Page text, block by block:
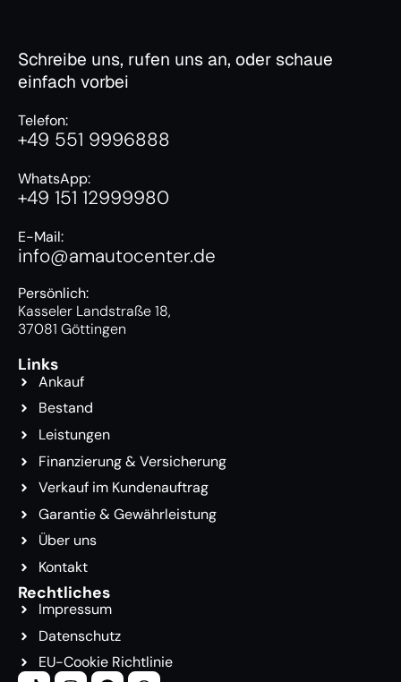
Schreibe uns, rufen uns an, oder schaue
einfach vorbei
Telefon:
+49 551 9996888
WhatsApp:
+49 151 12999980
E-Mail:
info@amautocenter.de
Persönlich:
Kasseler Landstraße 18,
37081 Göttingen
Links
Ankauf
Bestand
Leistungen
Finanzierung & Versicherung
Verkauf im Kundenauftrag
Garantie & Gewährleistung
Über uns
Kontakt
Rechtliches
Impressum
Datenschutz
EU-Cookie Richtlinie